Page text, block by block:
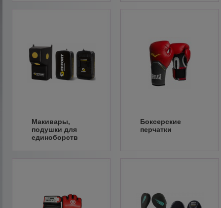
Макивары,
подушки для
единоборств
Боксерские
перчатки